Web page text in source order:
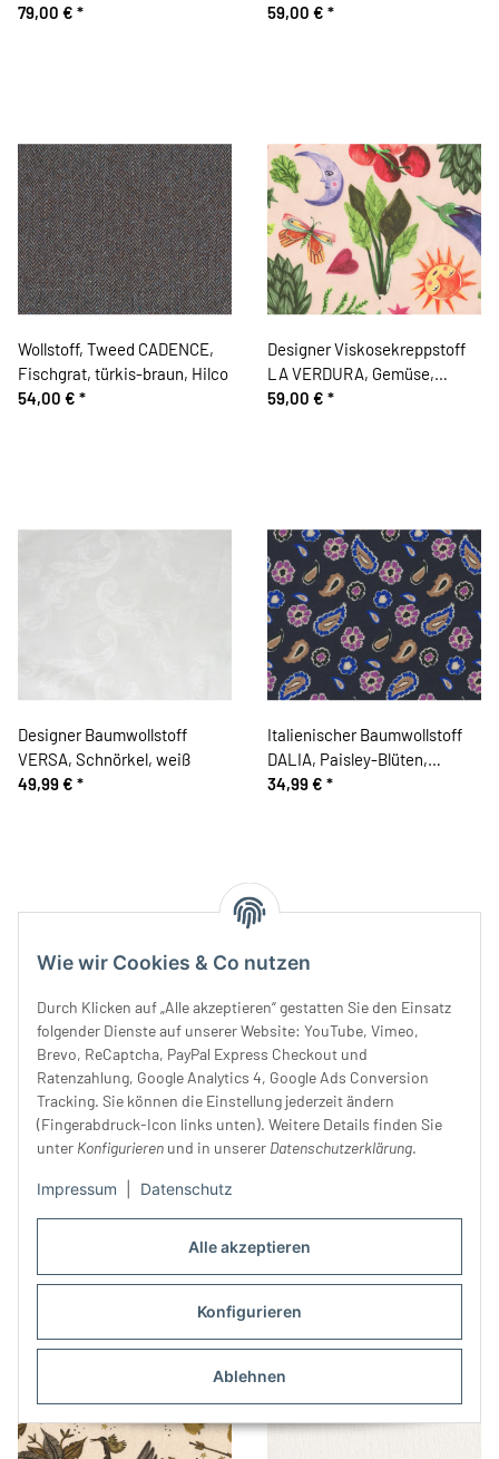
Alle akzeptieren
Konfigurieren
Ablehnen
Wie wir Cookies & Co nutzen
Durch Klicken auf „Alle akzeptieren“ gestatten Sie den Einsatz
folgender Dienste auf unserer Website: YouTube, Vimeo,
Brevo, ReCaptcha, PayPal Express Checkout und
Ratenzahlung, Google Analytics 4, Google Ads Conversion
Tracking. Sie können die Einstellung jederzeit ändern
(Fingerabdruck-Icon links unten). Weitere Details finden Sie
unter Konfigurieren und in unserer Datenschutzerklärung.
Impressum Datenschutz
79,00 € *
Landschaftsblick, grün-petrol
59,00 € *
Wollstoff, Tweed CADENCE,
Fischgrat, türkis-braun, Hilco
54,00 € *
Designer Viskosekreppstoff
LA VERDURA, Gemüse,
hautfarben
59,00 € *
Designer Baumwollstoff
VERSA, Schnörkel, weiß
49,99 € *
Italienischer Baumwollstoff
DALIA, Paisley-Blüten,
nachtblau
34,99 € *
Twill with TENCEL™ fibers
MEDIUM, beige, meetMILK
Designer Viskosekreppstoff
VAGVOLUPTO,